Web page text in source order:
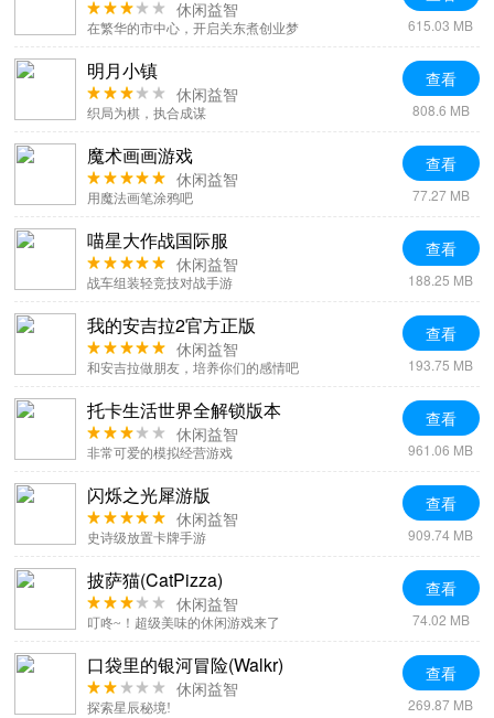
休闲益智
在繁华的市中心，开启关东煮创业梦 615.03 MB
明月小镇
休闲益智
织局为棋，执合成谋
查看
808.6 MB
魔术画画游戏
休闲益智
用魔法画笔涂鸦吧
查看
77.27 MB
喵星大作战国际服
休闲益智
战车组装轻竞技对战手游
查看
188.25 MB
我的安吉拉2官方正版
休闲益智
和安吉拉做朋友，培养你们的感情吧
查看
193.75 MB
托卡生活世界全解锁版本
休闲益智
非常可爱的模拟经营游戏
查看
961.06 MB
闪烁之光犀游版
休闲益智
史诗级放置卡牌手游
查看
909.74 MB
披萨猫(CatPizza)
休闲益智
叮咚~！超级美味的休闲游戏来了
查看
74.02 MB
口袋里的银河冒险(Walkr)
休闲益智
探索星辰秘境!
查看
269.87 MB